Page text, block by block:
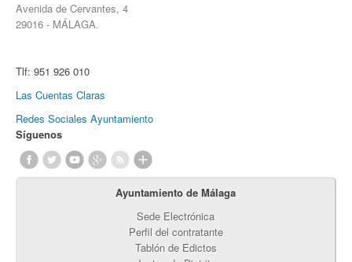
Avenida de Cervantes, 4
29016 - MÁLAGA.
Tlf: 951 926 010
Las Cuentas Claras
Redes Sociales Ayuntamiento
Síguenos
Ayuntamiento de Málaga
Sede Electrónica
Perfil del contratante
Tablón de Edictos